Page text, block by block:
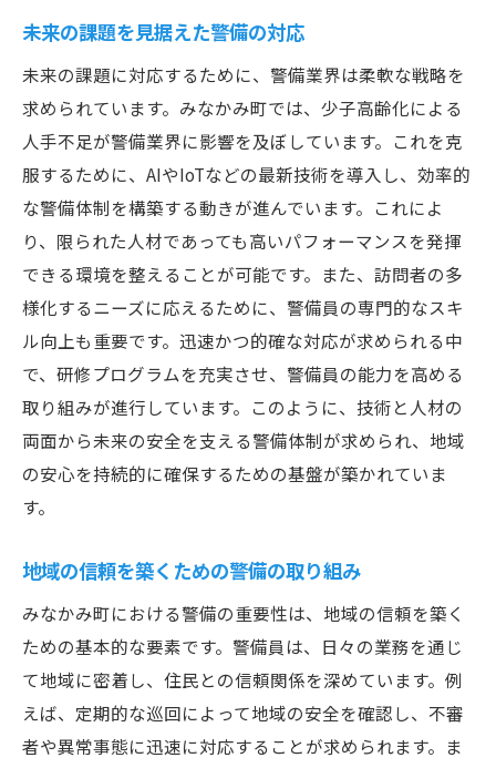
安全と信頼を守るための警備教育
未来の安全を見据えた警備の計画
新技術を活用した警備の革新
地域安全を支える持続可能な方法
社会変化に対応する警備の柔軟性
未来の課題を解決する警備の役割
地域全体の安全を確保する取り組み
みなかみ町の警備から学ぶ地域社会への貢献
警備を通じた地域社会の発展
地域貢献としての警備活動
警備から生まれる地域の絆
未来の課題を見据えた警備の対応
未来の課題に対応するために、警備業界は柔軟な戦略を
求められています。みなかみ町では、少子高齢化による
人手不足が警備業界に影響を及ぼしています。これを克
服するために、AIやIoTなどの最新技術を導入し、効率的
な警備体制を構築する動きが進んでいます。これによ
り、限られた人材であっても高いパフォーマンスを発揮
できる環境を整えることが可能です。また、訪問者の多
様化するニーズに応えるために、警備員の専門的なスキ
ル向上も重要です。迅速かつ的確な対応が求められる中
で、研修プログラムを充実させ、警備員の能力を高める
取り組みが進行しています。このように、技術と人材の
両面から未来の安全を支える警備体制が求められ、地域
の安心を持続的に確保するための基盤が築かれていま
す。
地域の信頼を築くための警備の取り組み
みなかみ町における警備の重要性は、地域の信頼を築く
ための基本的な要素です。警備員は、日々の業務を通じ
て地域に密着し、住民との信頼関係を深めています。例
えば、定期的な巡回によって地域の安全を確認し、不審
者や異常事態に迅速に対応することが求められます。ま